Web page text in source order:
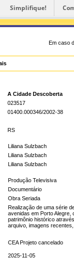
Simplifique!
Em caso
A Cidade Descoberta
023517
01400.000346/2002-38
RS
Liliana Sulzbach
Liliana Sulzbach
Liliana Sulzbach
Produção Televisiva
Documentário
Obra Seriada
Realização de uma série
avenidas em Porto Alegre,
patrimônio histórico
arquivo, imagens
CEA Projeto cancelado
2025-11-05